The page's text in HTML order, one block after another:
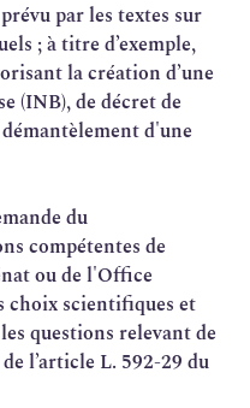
par les textes sur
; à titre d’exemple,
la création d’une
(INB), de décret de
démantèlementd'une
du
compétentes de
ou de l'Office
choix scientifiques et
questions relevant de
l’article L. 592-29 du